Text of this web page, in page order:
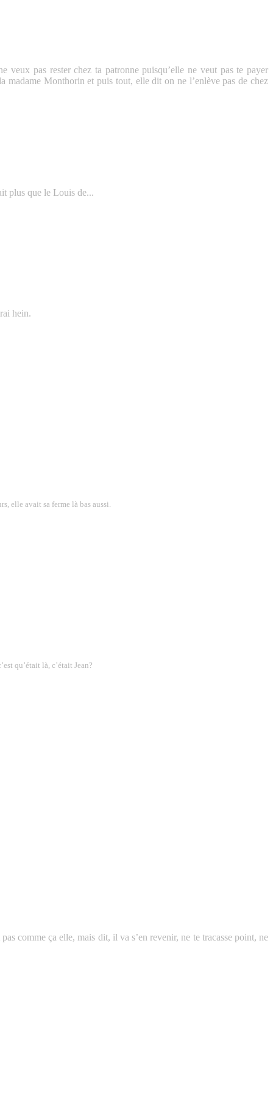
pas rester chez ta patronne puisqu’elle ne veut pas te payer
madame Monthorin et puis tout, elle dit on ne l’enlève pas de chez
plus que le Louis de...
hein.
elle avait sa ferme là bas aussi.
qu’était là, c’était Jean?
comme ça elle, mais dit, il va s’en revenir, ne te tracasse point, ne